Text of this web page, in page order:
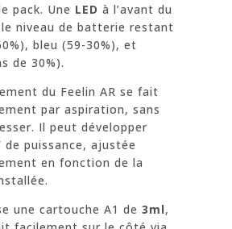
pack. Une LED à l’avant du
niveau de batterie restant
bleu (59-30%), et
de 30%).
du Feelin AR se fait
par aspiration, sans
Il peut développer
de puissance, ajustée
en fonction de la
une cartouche A1 de 3ml,